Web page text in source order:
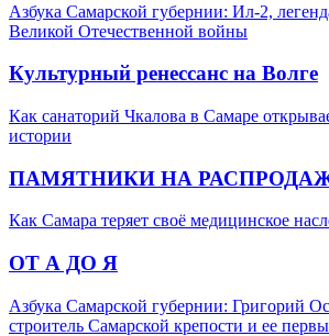
Азбука Самарской губернии: Ил-2,
Великой Отечественной войны
Культурный ренессанс на Волге
Как санаторий Чкалова в Самаре
истории
ПАМЯТНИКИ НА
Как Самара теряет своё медицинское
ОТ А ДО Я
Азбука Самарской губернии: Григорий
строитель Самарской крепости и ее